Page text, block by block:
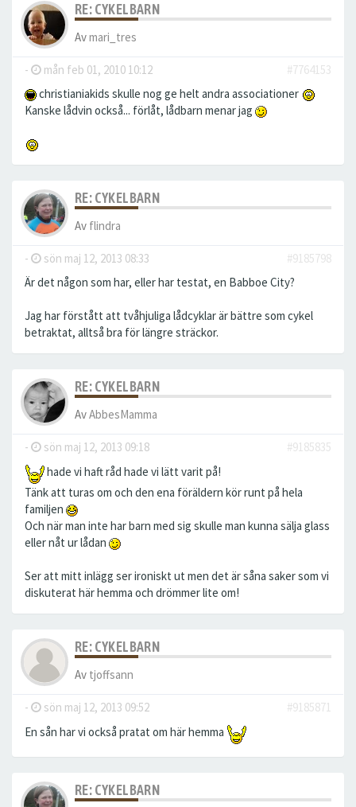
RE: CYKELBARN
Avmari_tres
- mån feb 01, 2010 10:12
#7764153
christianiakids skulle nog ge helt andra associationer
Kanske lådvin också... förlåt, lådbarn menar jag
RE: CYKELBARN
Av flindra
- sön maj 12, 2013 08:33
#9185798
Är det någon som har, eller har testat, en Babboe City?
Jag har förstått att tvåhjuliga lådcyklar är bättre som cykel
betraktat, alltså bra för längre sträckor.
RE: CYKELBARN
AvAbbesMamma
- sön maj 12, 2013 09:18
#9185835
hade vi haft råd hade vi lätt varit på!
Tänk att turas om och den ena föräldern kör runt på hela
familjen
Och när man inte har barn med sig skulle man kunna sälja glass
eller nåt ur lådan
Ser att mitt inlägg ser ironiskt ut men det är såna saker som vi
diskuterat här hemma och drömmer lite om!
RE: CYKELBARN
Av tjoffsann
- sön maj 12, 2013 09:52
#9185871
En sån har vi också pratat om här hemma
RE: CYKELBARN